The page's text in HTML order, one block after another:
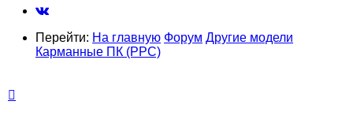
Перейти: На главную Форум Другие модели
Карманные ПК (PPC)